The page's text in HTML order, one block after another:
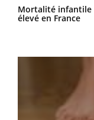
Mortalité infantile
élevé en France